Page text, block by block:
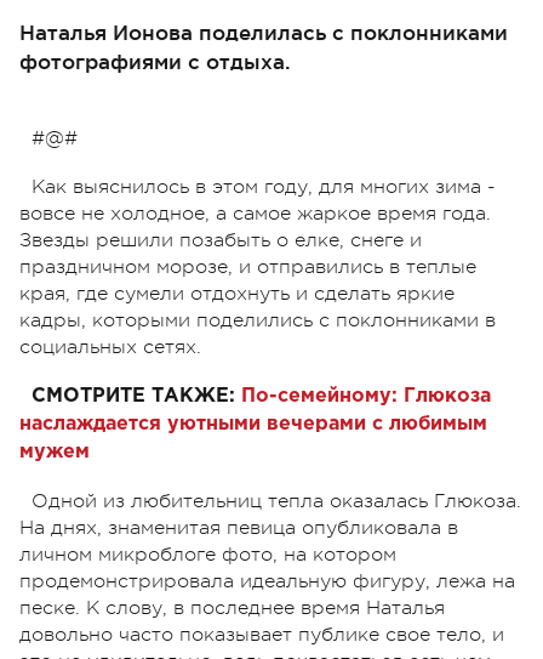
Наталья Ионова поделилась с поклонниками
фотографиями с отдыха.
#@#
Как выяснилось в этом году, для многих зима -
вовсе не холодное, а самое жаркое время года.
Звезды решили позабыть о елке, снеге и
праздничном морозе, и отправились в теплые
края, где сумели отдохнуть и сделать яркие
кадры, которыми поделились с поклонниками в
социальных сетях.
СМОТРИТЕ ТАКЖЕ:
По-семейному: Глюкоза
наслаждается уютными вечерами с любимым
мужем
Одной из любительниц тепла оказалась Глюкоза.
На днях, знаменитая певица опубликовала в
личном микроблоге фото, на котором
продемонстрировала идеальную фигуру, лежа на
песке. К слову, в последнее время Наталья
довольно часто показывает публике свое тело, и